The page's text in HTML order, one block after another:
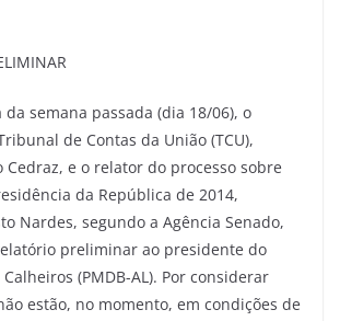
semana passada (dia 18/06), o
de Contas da União (TCU),
e o relator do processo sobre
da República de 2014,
Nardes, segundo a Agência Senado,
preliminar ao presidente do
(PMDB-AL). Por considerar
estão, no momento, em condições de